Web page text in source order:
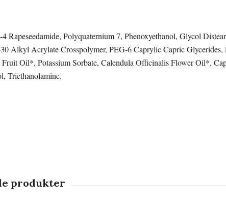
Polyquaternium 7, Phenoxyethanol, Glycol
Alkyl Acrylate Crosspolymer, PEG-6 Caprylic Capric Glycerides,
Oil*, Potassium Sorbate, Calendula Officinalis Flower Oil*,
Triethanolamine.